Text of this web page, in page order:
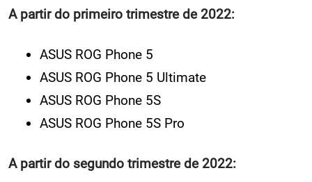
A partir do primeiro trimestre de 2022:
ASUS ROG Phone 5
ASUS ROG Phone 5 Ultimate
ASUS ROG Phone 5S
ASUS ROG Phone 5S Pro
A partir do segundo trimestre de 2022: